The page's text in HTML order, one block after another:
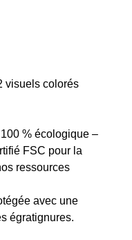
visuels colorés
% écologique –
FSC pour la
ressources
avec une
égratignures.